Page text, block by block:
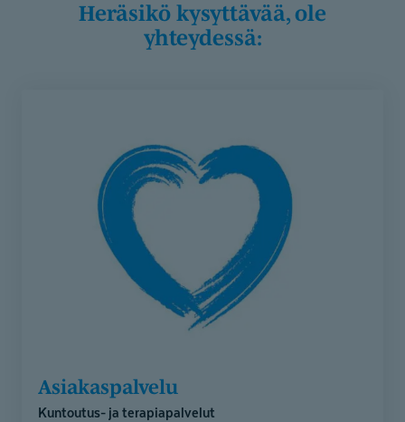
Heräsikö kysyttävää, ole
yhteydessä:
Asiakaspalvelu
Kuntoutus- ja terapiapalvelut